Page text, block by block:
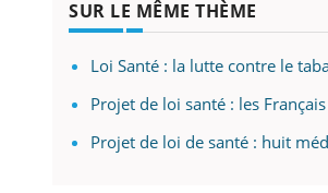
SUR LE MÊME THÈME
Loi Santé : la lutte contre le
Projet de loi santé : les
Projet de loi de santé : huit
en fer : comprendre pour
Youtube